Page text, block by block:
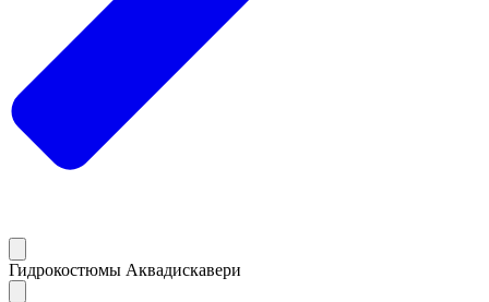
Гидрокостюмы Аквадискавери